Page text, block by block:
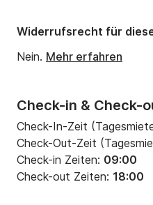
Check-in & Check-
Check-In-Zeit
Check-Out-Zeit
Check-in Zeiten: 09:00
Check-out Zeiten: 18:00
Widerrufsrecht für
Nein. Mehr erfahren